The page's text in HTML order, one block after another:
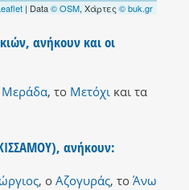
| Data© OSM, Χάρτες © buk.gr
ανήκουν και οι
Μεράδα, το Μετόχι και τα
ανήκουν:
, ο Αζογυράς, το Άνω